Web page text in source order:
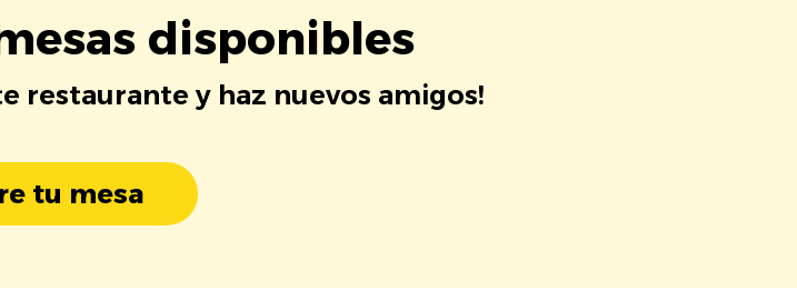
disponibles
restaurante y haz nuevos amigos!
tu mesa